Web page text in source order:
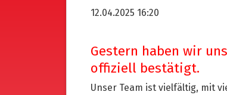
12.04.2025 16:20
Gestern haben wir
offiziell bestätigt.
Unser Team ist vielfältig, mit